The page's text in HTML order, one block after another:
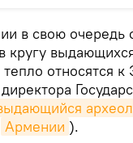
в свою очередь
кругу
относятся
Армении ).